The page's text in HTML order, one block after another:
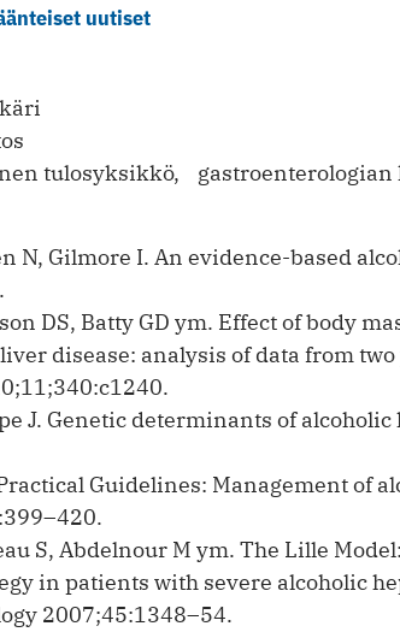
uutiset
tulosyksikkö,
N, Gilmore I. An evidence-based
DS, Batty GD ym. Effect of body
disease: analysis of data from
J. Genetic determinants of
Guidelines: Management of
S, Abdelnour M ym. The Lille
in patients with severe alcoholic
2007;45:1348–54.